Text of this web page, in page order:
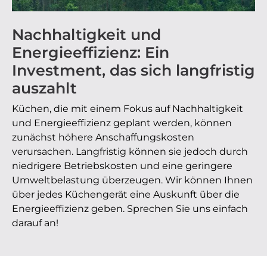
Nachhaltigkeit und
Energieeffizienz: Ein
Investment, das sich langfristig
auszahlt
Küchen, die mit einem Fokus auf Nachhaltigkeit
und Energieeffizienz geplant werden, können
zunächst höhere Anschaffungskosten
verursachen. Langfristig können sie jedoch durch
niedrigere Betriebskosten und eine geringere
Umweltbelastung überzeugen. Wir können Ihnen
über jedes Küchengerät eine Auskunft über die
Energieeffizienz geben. Sprechen Sie uns einfach
darauf an!